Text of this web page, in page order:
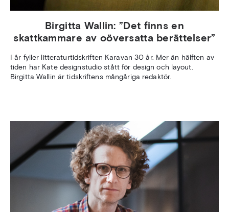
Birgitta Wallin: ”Det finns en
skattkammare av oöversatta berättelser”
I år fyller litteraturtidskriften Karavan 30 år. Mer än hälften av
tiden har Kate designstudio stått för design och layout.
Birgitta Wallin är tidskriftens mångåriga redaktör.